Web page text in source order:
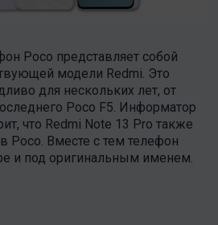
Poco представляет собой
модели Redmi. Это
для нескольких лет, от
Poco F5. Информатор
что Redmi Note 13 Pro также
Poco. Вместе с тем телефон
и под оригинальным именем.